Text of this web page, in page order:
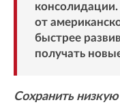
консолидации.
от
быстрее
получать
Сохранить